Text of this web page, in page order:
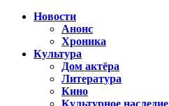
Новости
Анонс
Хроника
Культура
Дом актёра
Литература
Кино